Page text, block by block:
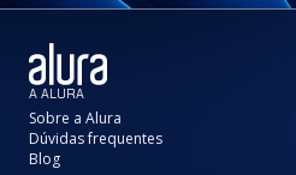
A ALURA
Sobre a Alura
Dúvidas frequentes
Blog